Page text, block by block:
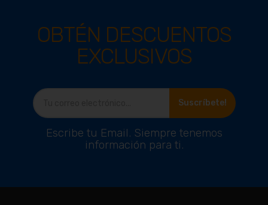
OBTÉN DESCUENTOS
EXCLUSIVOS
Suscríbete!
Escribe tu Email. Siempre tenemos
información para ti.